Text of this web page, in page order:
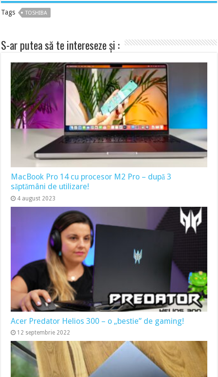
Tags TOSHIBA
S-ar putea să te intereseze și :
MacBook Pro 14 cu procesor M2 Pro – după 3
săptămâni de utilizare!
4 august 2023
Acer Predator Helios 300 – o „bestie” de gaming!
12 septembrie 2022